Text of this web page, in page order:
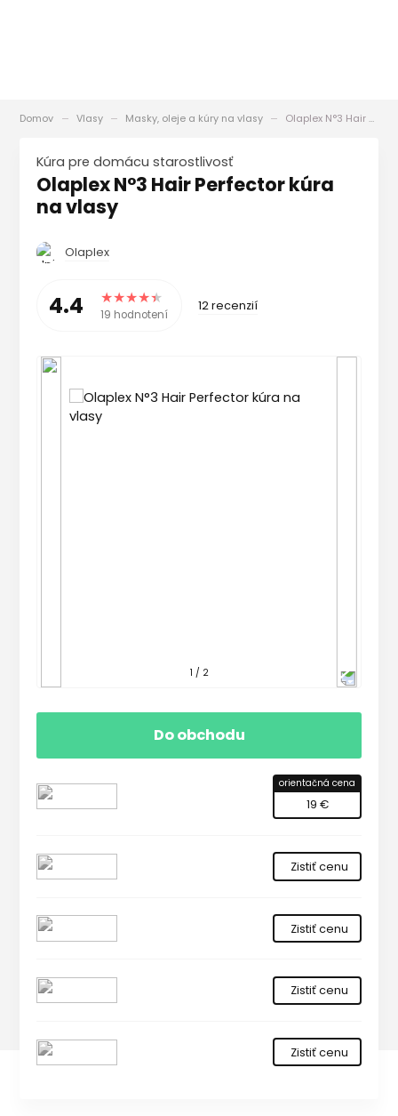
Domov Vlasy Masky, oleje a kúry na vlasy Olaplex N°3 Hair Perfector kúra na vlasy
Kúra pre domácu starostlivosť
Olaplex N°3 Hair Perfector kúra
na vlasy
Olaplex
4.4 19 hodnotení
12 recenzií
1 / 2
Do obchodu
orientačná cena
19 €
Zistiť cenu
Zistiť cenu
Zistiť cenu
Zistiť cenu